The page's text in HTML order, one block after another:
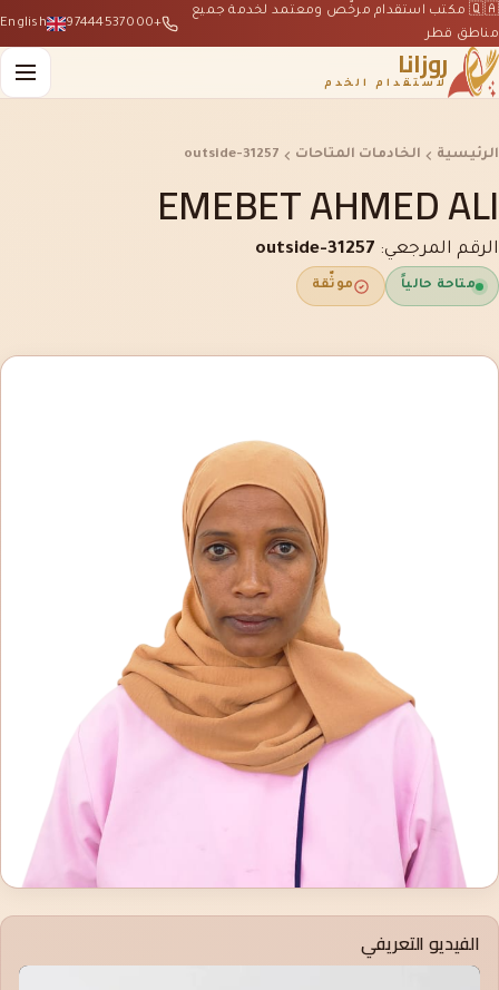
🇶🇦 مكتب استقدام مرخّص ومعتمد لخدمة جميع
مناطق قطر
+97444537000
English
روزانا
لاستقدام الخدم
الرئيسية الخادمات المتاحات outside-31257
EMEBET AHMED ALI
الرقم المرجعي: outside-31257
متاحة حالياً موثّقة
الفيديو التعريفي